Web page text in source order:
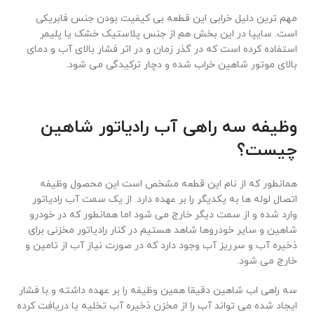
مهم ترین دلیل خرابی این قطعه بی کیفیت بودن جنس فابریکی
است. سایپا در این بخش هم از جنس پلاستیک خشک یا پلیمر
استفاده کرده است که در گذر زمان و در اثر فشار بالای آب و دمای
بالای موتور شاهین خراب شده و دچار ترکیدگی می شود.
وظیفه سه راهی آب رادیاتور شاهین
چیست؟
همانطور که از نام این قطعه مشخص است این محصول وظیفه
اتصال لوله ها به یکدیگر را بر عهده دارد. از یک سمت آب رادیاتور
وارد شده و از سمت دیگر خارج می شود اما همانطور که در خودرو
شاهین و سایر خودروها شاهد هستیم در کنار رادیاتور مخزنی برای
ذخیره آب و سرریز آب وجود دارد که در صورت نیاز آب از تامین و
خارج می شود.
سه راهی اب شاهین دقیقا همین وظیفه را بر عهده داشته و با فشار
ایجاد شده می تواند آب را از مخزن ذخیره آب تخلیه یا دریافت کرده